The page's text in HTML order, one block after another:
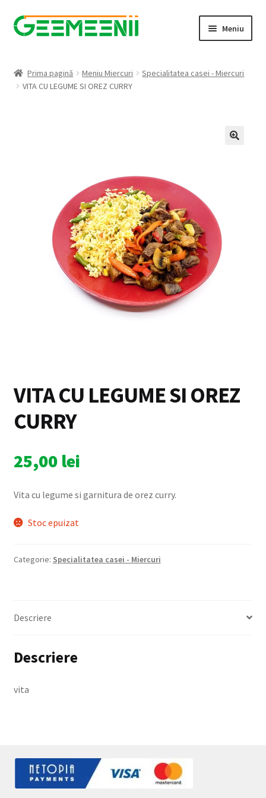
Sari
la
Sari
la
Meniu
Abonare confirmata
Contul meu
Cos produse
Finalizare comandă
Meniu Joi
Meniu Marti
Meniu Miercuri
Meniu Vineri
Termeni si conditii
Prima pagină Meniu Miercuri
Specialitatea casei - Miercuri
VITA CU LEGUME SI OREZ CURRY
VITA CU LEGUME SI OREZ
CURRY
25,00 lei
Vita cu legume si garnitura de orez curry.
Stoc epuizat
Categorie: Specialitatea casei - Miercuri
Descriere
Descriere
vita